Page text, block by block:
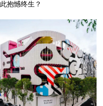
此抱憾终生？